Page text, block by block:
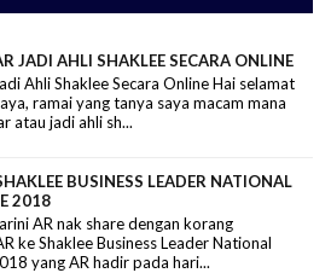
JADI AHLI SHAKLEE SECARA ONLINE
Ahli Shaklee Secara Online Hai selamat
ramai yang tanya saya macam mana
atau jadi ahli sh...
BUSINESS LEADER NATIONAL
2018
AR nak share dengan korang
ke Shaklee Business Leader National
yang AR hadir pada hari...